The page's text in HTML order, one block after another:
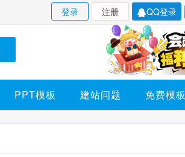
登录 注册 QQ登录
PPT模板 建站问题 免费模板